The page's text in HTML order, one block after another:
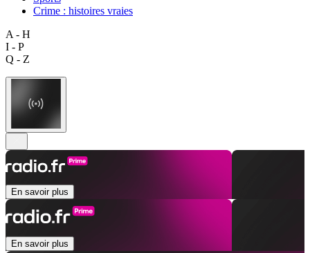
Crime : histoires vraies
A - H
I - P
Q - Z
En savoir plus
En savoir plus